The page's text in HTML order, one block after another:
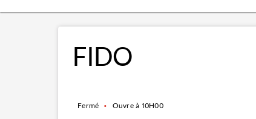
FIDO
Fermé • Ouvre à 10H00